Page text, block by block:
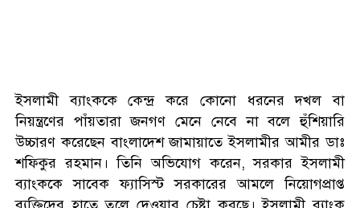
ইসলামী ব্যাংককে কেন্দ্র করে কোনো ধরনের দখল বা
নিয়ন্ত্রণের পাঁয়তারা জনগণ মেনে নেবে না বলে হুঁশিয়ারি
উচ্চারণ করেছেন বাংলাদেশ জামায়াতে ইসলামীর আমীর ডাঃ
শফিকুর রহমান। তিনি অভিযোগ করেন, সরকার ইসলামী
ব্যাংককে সাবেক ফ্যাসিস্ট সরকারের আমলে নিয়োগপ্রাপ্ত